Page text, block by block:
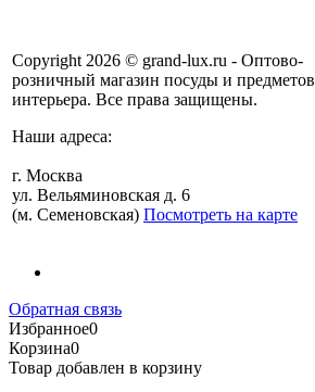
Copyright 2026 © grand-lux.ru - Оптово-
розничный магазин посуды и предметов
интерьера. Все права защищены.
Наши адреса:
г. Москва
ул. Вельяминовская д. 6
(м. Семеновская) Посмотреть на карте
Обратная связь
Избранное0
Корзина0
Товар добавлен в корзину